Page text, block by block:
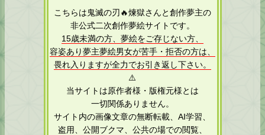
こちらは鬼滅の刃🔥煉獄さんと創作夢主の
非公式二次創作夢絵サイトです。
15歳未満の方、夢絵をご存じない方、
容姿あり夢主夢絵男女が苦手・拒否の方は、
畏れ入りますが全力でお引き返し下さい。
⚠️
当サイトは原作者様・版権元様とは
一切関係ありません。
サイト内の画像文章の無断転載、AI学習、
盗用、公開ブクマ、公共の場での閲覧、